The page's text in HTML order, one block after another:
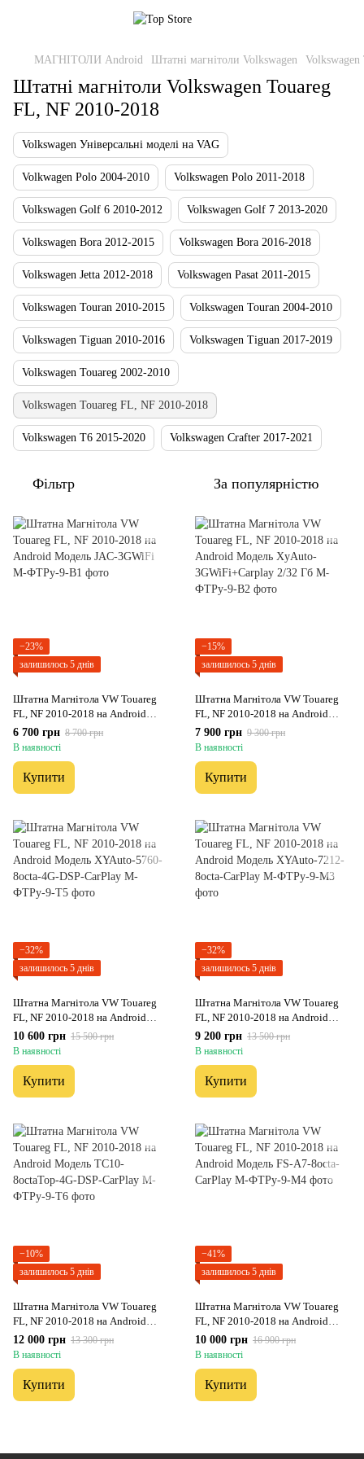
МАГНІТОЛИ Android Штатні магнітоли Volkswagen
Штатні магнітоли Volkswagen Touareg
FL, NF 2010-2018
Volkswagen Універсальні моделі на VAG
Volkwagen Polo 2004-2010 Volkswagen Polo 2011-2018
Volkswagen Golf 6 2010-2012 Volkswagen Golf 7 2013-2020
Volkswagen Bora 2012-2015 Volkswagen Bora 2016-2018
Volkswagen Jetta 2012-2018 Volkswagen Pasat 2011-2015
Volkswagen Touran 2010-2015 Volkswagen Touran 2004-2010
Volkswagen Tiguan 2010-2016 Volkswagen Tiguan 2017-2019
Volkswagen Touareg 2002-2010
Volkswagen Touareg FL, NF 2010-2018
Volkswagen T6 2015-2020 Volkswagen Crafter 2017-2021
Фільтр За популярністю
−23%
залишилось 5 днів
Штатна Магнітола VW Touareg
FL, NF 2010-2018 на Android
Модель JAC-3GWiFi
6 700 грн 8 700 грн
В наявності
Купити
−15%
залишилось 5 днів
Штатна Магнітола VW Touareg
FL, NF 2010-2018 на Android
Модель XyAuto-3GWiFi+Carplay
2/32 Гб
7 900 грн 9 300 грн
В наявності
Купити
−32%
залишилось 5 днів
Штатна Магнітола VW Touareg
FL, NF 2010-2018 на Android
Модель XYAuto-5760-8octa-4G-
DSP-CarPlay
10 600 грн 15 500 грн
В наявності
Купити
−32%
залишилось 5 днів
Штатна Магнітола VW Touareg
FL, NF 2010-2018 на Android
Модель XYAuto-7212-8octa-
CarPlay
9 200 грн 13 500 грн
В наявності
Купити
−10%
залишилось 5 днів
Штатна Магнітола VW Touareg
FL, NF 2010-2018 на Android
Модель ТС10-8octaTop-4G-DSP-
CarPlay
12 000 грн 13 300 грн
В наявності
Купити
−41%
залишилось 5 днів
Штатна Магнітола VW Touareg
FL, NF 2010-2018 на Android
Модель FS-A7-8octa-CarPlay
10 000 грн 16 900 грн
В наявності
Купити